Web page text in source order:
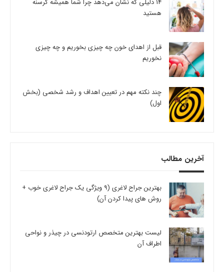
14 دلیلی که نشان می‌دهد چرا شما همیشه گرسنه
هستید
قبل از اهدای خون چه چیزی بخوریم و چه چیزی
نخوریم
چند نکته مهم در تعیین اهداف و رشد شخصی (بخش
اول)
آخرین مطالب
بهترین جراح لاغری (9 ویژگی یک جراح لاغری خوب +
روش های پیدا کردن آن)
لیست بهترین متخصص ارتودنسی در چیذر و نواحی
اطراف آن